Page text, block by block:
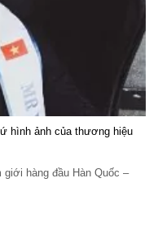
hình ảnh của thương hiệu
hàng đầu Hàn Quốc –